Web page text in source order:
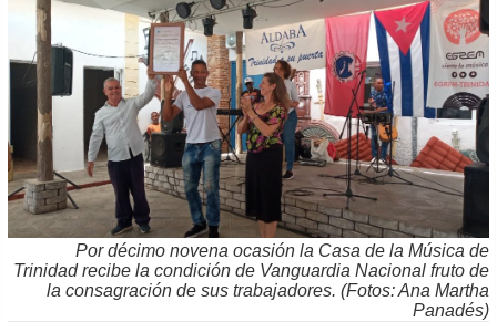
Por décimo novena ocasión la Casa de la Música de
Trinidad recibe la condición de Vanguardia Nacional fruto de
la consagración de sus trabajadores. (Fotos: Ana Martha
Panadés)